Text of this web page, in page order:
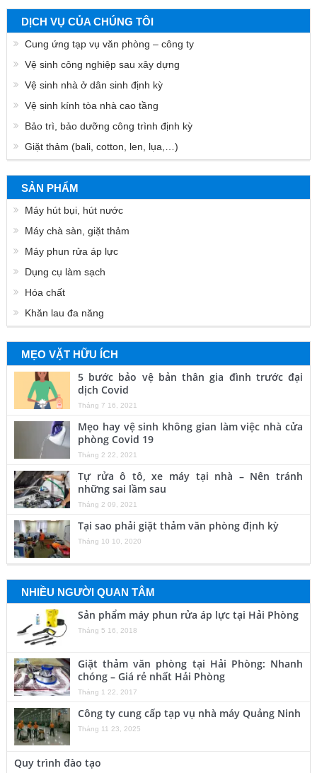
DỊCH VỤ CỦA CHÚNG TÔI
Cung ứng tạp vụ văn phòng – công ty
Vệ sinh công nghiệp sau xây dựng
Vệ sinh nhà ở dân sinh định kỳ
Vệ sinh kính tòa nhà cao tầng
Bảo trì, bảo dưỡng công trình định kỳ
Giặt thảm (bali, cotton, len, lụa,…)
SẢN PHẨM
Máy hút bụi, hút nước
Máy chà sàn, giặt thảm
Máy phun rửa áp lực
Dụng cụ làm sạch
Hóa chất
Khăn lau đa năng
MẸO VẶT HỮU ÍCH
5 bước bảo vệ bản thân gia đình trước đại
dịch Covid
Tháng 7 16, 2021
Mẹo hay vệ sinh không gian làm việc nhà cửa
phòng Covid 19
Tháng 2 22, 2021
Tự rửa ô tô, xe máy tại nhà – Nên tránh
những sai lầm sau
Tháng 2 09, 2021
Tại sao phải giặt thảm văn phòng định kỳ
Tháng 10 10, 2020
NHIỀU NGƯỜI QUAN TÂM
Sản phẩm máy phun rửa áp lực tại Hải Phòng
Tháng 5 16, 2018
Giặt thảm văn phòng tại Hải Phòng: Nhanh
chóng – Giá rẻ nhất Hải Phòng
Tháng 1 22, 2017
Công ty cung cấp tạp vụ nhà máy Quảng Ninh
Tháng 11 23, 2025
Quy trình đào tạo